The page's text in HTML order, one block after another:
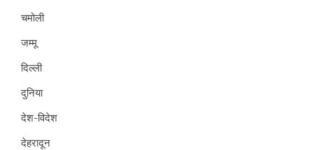
चमोली
जम्मू
दिल्ली
दुनिया
देश-विदेश
देहरादून